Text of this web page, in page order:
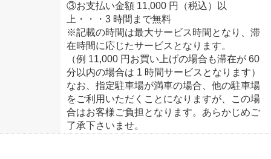
③お支払い金額 11,000 円（税込）以
上・・・3 時間まで無料
※記載の時間は最大サービス時間となり、滞
在時間に応じたサービスとなります。
（例 11,000 円お買い上げの場合も滞在が 60
分以内の場合は 1 時間サービスとなります）
なお、指定駐車場が満車の場合、他の駐車場
をご利用いただくことになりますが、この場
合はお客様ご負担となります。あらかじめご
了承下さいませ。